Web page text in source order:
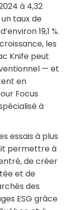
à 4,32
taux de
19,1 %.
les
Knife peut
— et
en
Focus
à
essais à plus
permettre à
de créer
et de
des
ESG grâce